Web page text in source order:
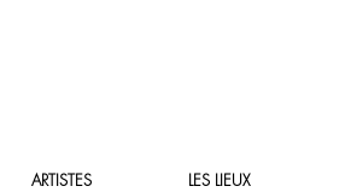
ARTISTES LES LIEUX